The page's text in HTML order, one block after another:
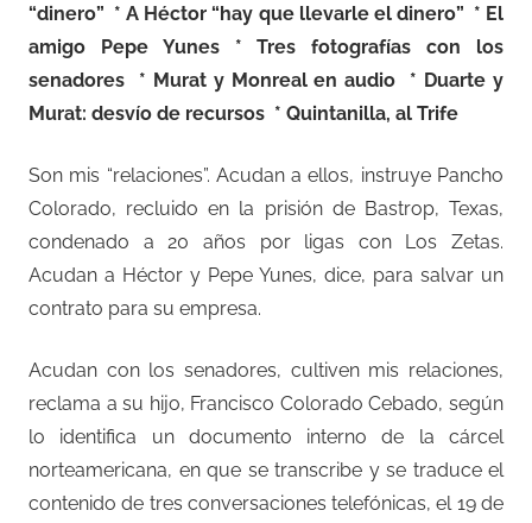
“dinero” * A Héctor “hay que llevarle el dinero” * El
amigo Pepe Yunes * Tres fotografías con los
senadores * Murat y Monreal en audio * Duarte y
Murat: desvío de recursos * Quintanilla, al Trife
Son mis “relaciones”. Acudan a ellos, instruye Pancho
Colorado, recluido en la prisión de Bastrop, Texas,
condenado a 20 años por ligas con Los Zetas.
Acudan a Héctor y Pepe Yunes, dice, para salvar un
contrato para su empresa.
Acudan con los senadores, cultiven mis relaciones,
reclama a su hijo, Francisco Colorado Cebado, según
lo identifica un documento interno de la cárcel
norteamericana, en que se transcribe y se traduce el
contenido de tres conversaciones telefónicas, el 19 de